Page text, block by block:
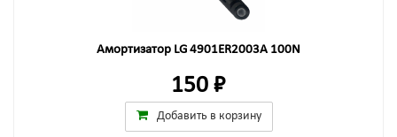
Амортизатор LG 4901ER2003A 100N
150 ₽
Добавить в корзину